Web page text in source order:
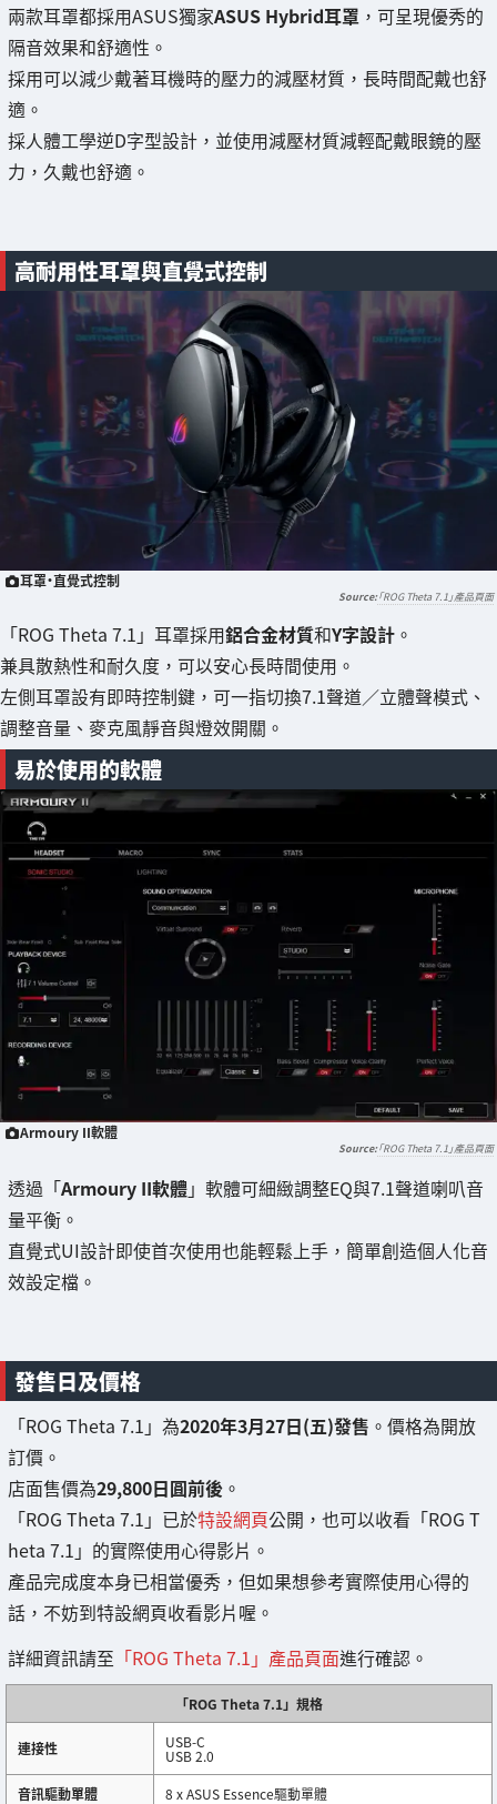
兩款耳罩都採用ASUS獨家ASUS Hybrid耳罩 ，可呈現優秀的
隔音效果和舒適性。
採用可以減少戴著耳機時的壓力的減壓材質，長時間配戴也舒
適。
採人體工學逆D字型設計，並使用減壓材質減輕配戴眼鏡的壓
力，久戴也舒適。
高耐用性耳罩與直覺式控制
耳罩・直覺式控制
「ROG Theta 7.1」產品頁面
「ROG Theta 7.1」耳罩採用鋁合金材質和Y字設計 。
兼具散熱性和耐久度，可以安心長時間使用。
左側耳罩設有即時控制鍵，可一指切換7.1聲道／立體聲模式、
調整音量、麥克風靜音與燈效開關。
易於使用的軟體
Armoury II軟體
「ROG Theta 7.1」產品頁面
透過「Armoury II軟體」軟體可細緻調整EQ與7.1聲道喇叭音
量平衡。
直覺式UI設計即使首次使用也能輕鬆上手，簡單創造個人化音
效設定檔。
發售日及價格
「ROG Theta 7.1」為2020年3月27日(五)發售 。價格為開放
訂價。
店面售價為29,800日圓前後 。
「ROG Theta 7.1」已於特設網頁公開，也可以收看「ROG T
heta 7.1」的實際使用心得影片。
產品完成度本身已相當優秀，但如果想參考實際使用心得的
話，不妨到特設網頁收看影片喔。
詳細資訊請至 「ROG Theta 7.1」產品頁面進行確認。
「ROG Theta 7.1」規格
連接性 USB-C
USB 2.0
音訊驅動單體
8 x ASUS Essence驅動單體